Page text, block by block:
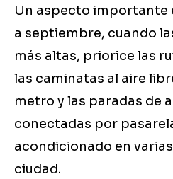
Un aspecto importante
a septiembre, cuando
más altas, priorice las
las caminatas al aire
metro y las paradas de
conectadas por
acondicionado en
ciudad.